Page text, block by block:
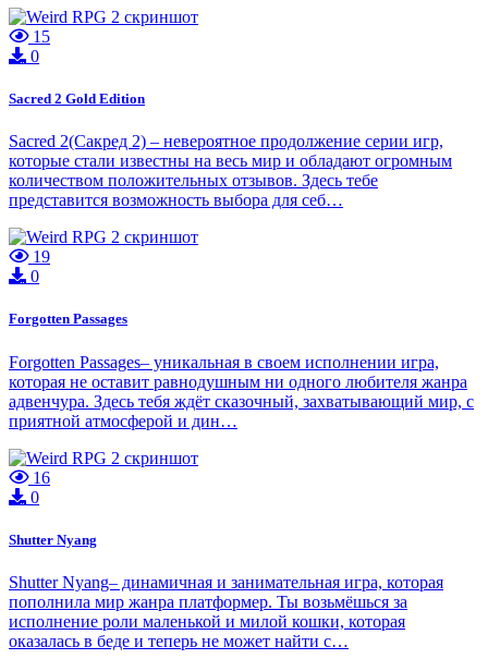
15
0
Sacred 2 Gold Edition
Sacred 2(Сакред 2) – невероятное продолжение серии игр,
которые стали известны на весь мир и обладают огромным
количеством положительных отзывов. Здесь тебе
представится возможность выбора для себ…
19
0
Forgotten Passages
Forgotten Passages– уникальная в своем исполнении игра,
которая не оставит равнодушным ни одного любителя жанра
адвенчура. Здесь тебя ждёт сказочный, захватывающий мир, с
приятной атмосферой и дин…
16
0
Shutter Nyang
Shutter Nyang– динамичная и занимательная игра, которая
пополнила мир жанра платформер. Ты возьмёшься за
исполнение роли маленькой и милой кошки, которая
оказалась в беде и теперь не может найти с…